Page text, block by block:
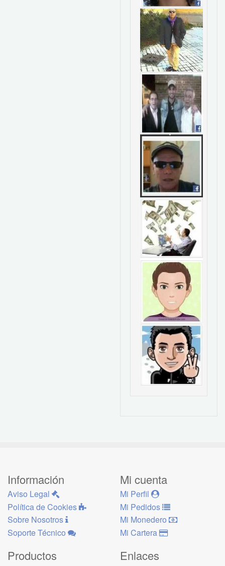
Información
Aviso Legal
Política de Cookies
Sobre Nosotros
Soporte Técnico
Mi cuenta
Mi Perfil
Mi Pedidos
Mi Monedero
Mi Cartera
Productos Enlaces